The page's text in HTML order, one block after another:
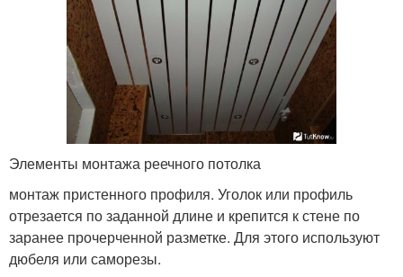
Элементы монтажа реечного потолка
монтаж пристенного профиля. Уголок или профиль
отрезается по заданной длине и крепится к стене по
заранее прочерченной разметке. Для этого используют
дюбеля или саморезы.